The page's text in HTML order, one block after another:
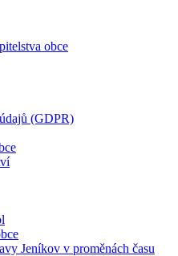
obce
(GDPR)
Jeníkov v proměnách času